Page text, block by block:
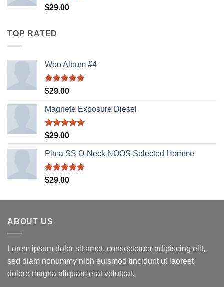
Được
sao
$29.00
TOP RATED
Woo Album #4
Được xếp
hạng
5 sao
$29.00
Magnete Exposure Diesel
Được xếp
hạng
5 sao
$29.00
Pima SS O-Neck NOOS Selected Homme
Được xếp
hạng
$29.00
ABOUT US
Lorem ipsum dolor sit amet, consectetuer adipiscing elit,
sed diam nonummy nibh euismod tincidunt ut laoreet
dolore magna aliquam erat volutpat.